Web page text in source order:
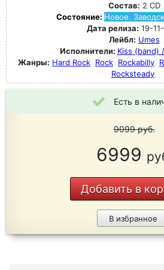
Состав: 2 CD
Состояние: Новое.
Дата релиза: 19-
Лейбл: Umes
Исполнители: Kiss (band)
Жанры: Hard Rock Rock Rockabilly
Rocksteady
Есть в
9099руб.
6999
Добавить в
В избранное